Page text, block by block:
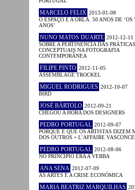
MARCELO FELIX 2013-01-08
O ESPAÇO E A ORLA. 50 ANOS DE ‘OS
ANOS’
NUNO MATOS DUARTE 2012-12-11
SOBRE A PERTINÊNCIA DAS PRÁTICAS
CONCEPTUAIS NA FOTOGRAFIA
CONTEMPORÂNEA
FILIPE PINTO 2012-11-05
ASSEMBLAGE TROCKEL
MIGUEL RODRIGUES 2012-10-07
BIRD
JOSÉ BÁRTOLO 2012-09-21
CHEGOU A HORA DOS DESIGNERS
PEDRO PORTUGAL 2012-09-07
PORQUE É QUE OS ARTISTAS DIZEM
DOS OUTROS + L’AFFAIRE
PEDRO PORTUGAL 2012-08-06
NO PRINCÍPIO ERA A VERBA
ANA SENA 2012-07-09
AS ARTES E A CRISE ECONÓMICA
MARIA BEATRIZ MARQUILHAS